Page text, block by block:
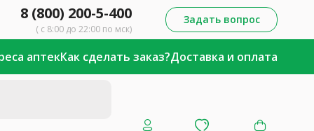
8 (800) 200-5-400
( с 8:00 до 22:00 по мск)
Задать вопрос
аптекКак сделать заказ?Доставка и оплата